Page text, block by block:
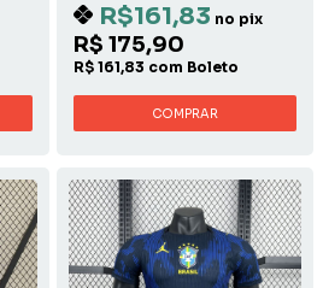
R$161,83 no pix
R$ 175,90
R$ 161,83 com Boleto
COMPRAR